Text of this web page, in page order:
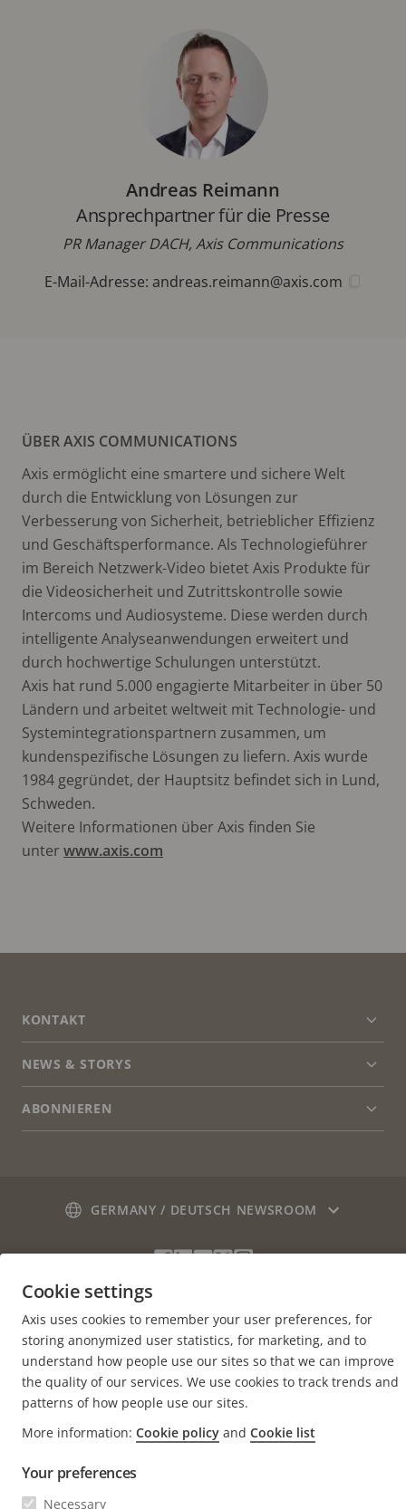
Andreas Reimann
Ansprechpartner für die Presse
PR Manager DACH, Axis Communications
E-Mail-Adresse: andreas.reimann@axis.com
ÜBER AXIS COMMUNICATIONS
Axis ermöglicht eine smartere und sichere Welt
durch die Entwicklung von Lösungen zur
Verbesserung von Sicherheit, betrieblicher Effizienz
und Geschäftsperformance. Als Technologieführer
im Bereich Netzwerk-Video bietet Axis Produkte für
die Videosicherheit und Zutrittskontrolle sowie
Intercoms und Audiosysteme. Diese werden durch
intelligente Analyseanwendungen erweitert und
durch hochwertige Schulungen unterstützt.
Axis hat rund 5.000 engagierte Mitarbeiter in über 50
Ländern und arbeitet weltweit mit Technologie- und
Systemintegrationspartnern zusammen, um
kundenspezifische Lösungen zu liefern. Axis wurde
1984 gegründet, der Hauptsitz befindet sich in Lund,
Schweden.
Weitere Informationen über Axis finden Sie
unter www.axis.com
KONTAKT
Kontaktieren Sie uns
NEWS & STORYS
Erfahrungsberichte
ABONNIEREN
Sicherheitsbenachrichtigungen von Axis
GERMANY / DEUTSCH NEWSROOM
Social
Cookie settings Impressum
© 2026 Axis Communications AB. Alle Rechte vorbehalten.
Cookie settings
Axis uses cookies to remember your user preferences, for
storing anonymized user statistics, for marketing, and to
understand how people use our sites so that we can improve
the quality of our services. We use cookies to track trends and
patterns of how people use our sites.
More information: Cookie policy and Cookie list
Your preferences
Necessary